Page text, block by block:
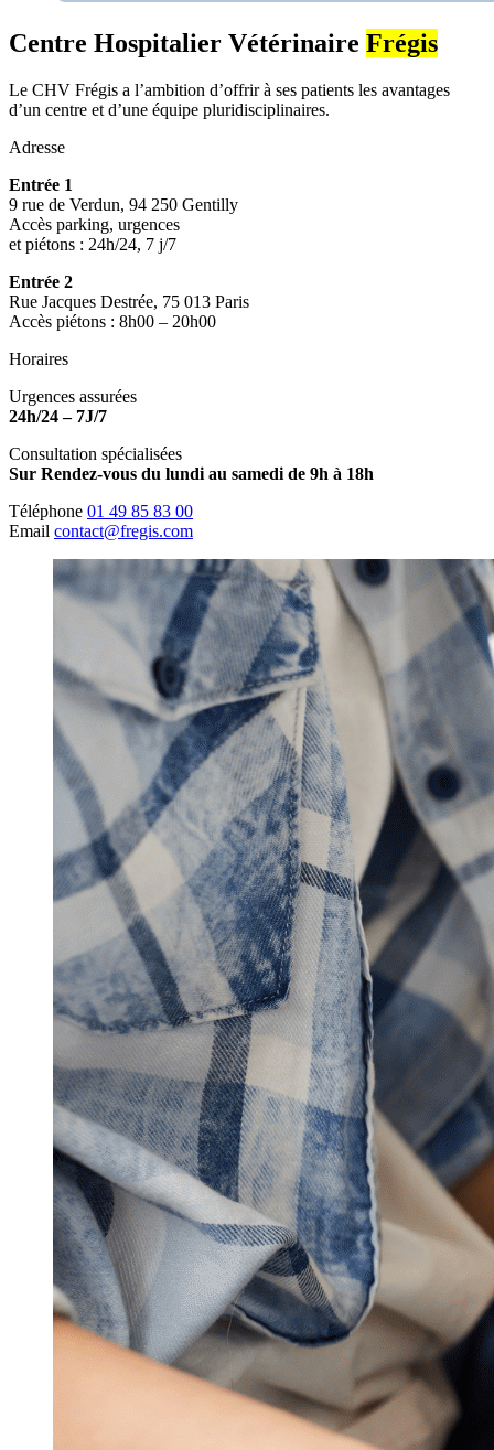
Centre Hospitalier Vétérinaire Frégis
Le CHV Frégis a l’ambition d’offrir à ses patients les avantages
d’un centre et d’une équipe pluridisciplinaires.
Adresse
Entrée 1
9 rue de Verdun, 94 250 Gentilly
Accès parking, urgences
et piétons : 24h/24, 7 j/7
Entrée 2
Rue Jacques Destrée, 75 013 Paris
Accès piétons : 8h00 – 20h00
Horaires
Urgences assurées
24h/24 – 7J/7
Consultation spécialisées
Sur Rendez-vous du lundi au samedi de 9h à 18h
Téléphone 01 49 85 83 00
Email contact@fregis.com